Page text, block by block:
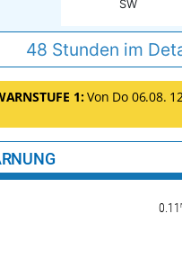
SW
48 Stunden im
1:Von Do 06.08.
0.11